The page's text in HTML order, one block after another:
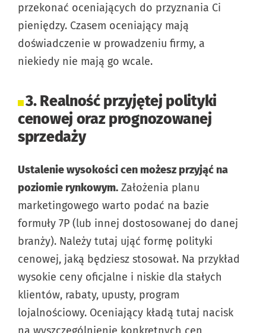
przekonać oceniających do przyznania Ci
pieniędzy. Czasem oceniający mają
doświadczenie w prowadzeniu firmy, a
niekiedy nie mają go wcale.
3. Realność przyjętej polityki
cenowej oraz prognozowanej
sprzedaży
Ustalenie wysokości cen możesz przyjąć na
poziomie rynkowym. Założenia planu
marketingowego warto podać na bazie
formuły 7P (lub innej dostosowanej do danej
branży). Należy tutaj ująć formę polityki
cenowej, jaką będziesz stosował. Na przykład
wysokie ceny oficjalne i niskie dla stałych
klientów, rabaty, upusty, program
lojalnościowy. Oceniający kładą tutaj nacisk